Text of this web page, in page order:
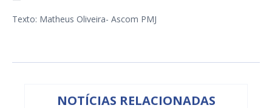
Texto: Matheus Oliveira- Ascom PMJ
NOTÍCIAS RELACIONADAS